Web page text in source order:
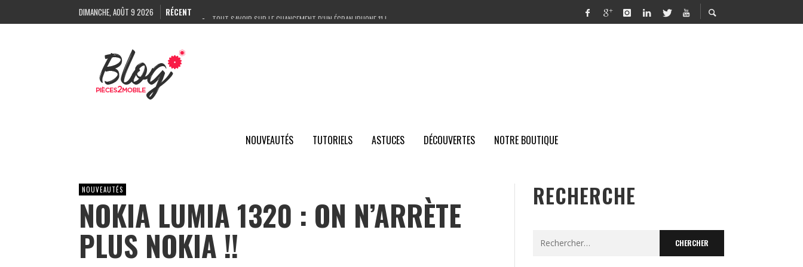
DIMANCHE, AOÛT 9 2026 RÉCENT
TOUT SAVOIR SUR LE CHANGEMENT D’UN ÉCRAN IPHONE 11 !
NOUVEAUTÉS TUTORIELS ASTUCES DÉCOUVERTES NOTRE BOUTIQUE
NOUVEAUTÉS
NOKIA LUMIA 1320 : ON N’ARRÈTE
PLUS NOKIA !!
RECHERCHE